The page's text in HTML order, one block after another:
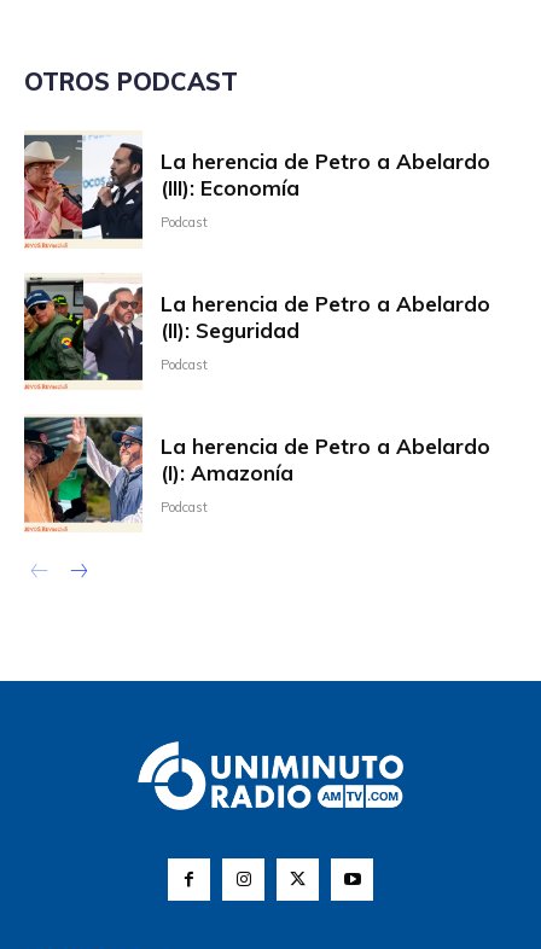
OTROS PODCAST
La herencia de Petro a Abelardo
(III): Economía
Podcast
La herencia de Petro a Abelardo
(II): Seguridad
Podcast
La herencia de Petro a Abelardo
(I): Amazonía
Podcast